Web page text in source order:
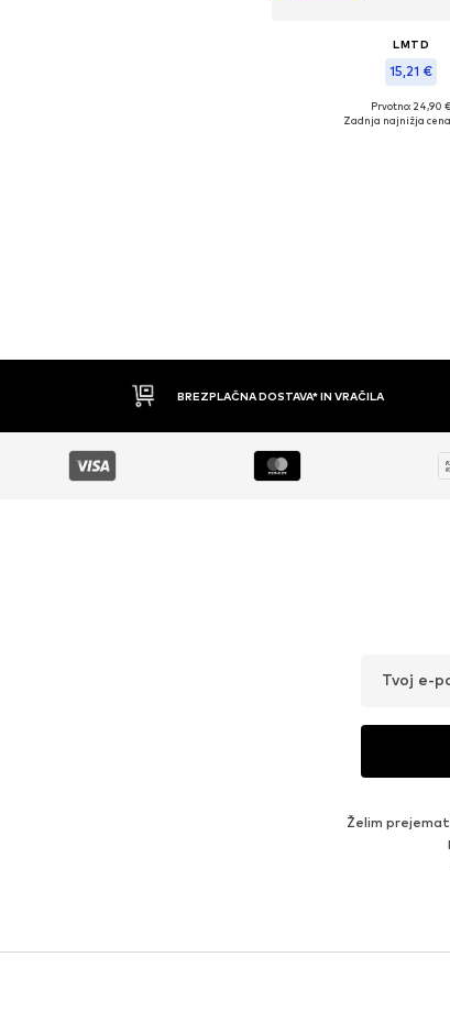
LMTD
15,21 €
Razpoložljive
Prvotno: 24,90 €
Zadnja najnižja cena
BREZPLAČNA DOSTAVA* IN VRAČILA
Tvoj e-
Želim